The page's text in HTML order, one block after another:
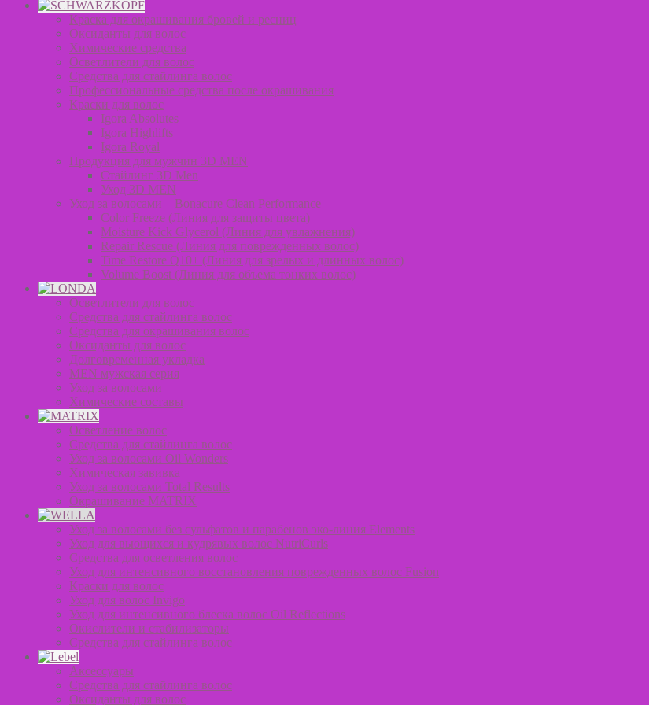
Краска для окрашивания бровей и ресниц
Оксиданты для волос
Химические средства
Осветлители для волос
Средства для стайлинга волос
Профессиональные средства после окрашивания
Краски для волос
Igora Absolutes
Igora Highlifts
Igora Royal
Продукция для мужчин 3D MEN
Стайлинг 3D Men
Уход 3D MEN
Уход за волосами – Bonacure Clean Performance
Color Freeze (Линия для защиты цвета)
Moisture Kick Glycerol (Линия для увлажнения)
Repair Rescue (Линия для поврежденных волос)
Time Restore Q10+ (Линия для зрелых и длинных волос)
Volume Boost (Линия для объема тонких волос)
Осветлители для волос
Средства для стайлинга волос
Средства для окрашивания волос
Оксиданты для волос
Долговременная укладка
MEN мужская серия
Уход за волосами
Химические составы
Осветление волос
Средства для стайлинга волос
Уход за волосами Oil Wonders
Химическая завивка
Уход за волосами Total Results
Окрашивание MATRIX
Уход за волосами без сульфатов и парабенов эко-линия Elements
Уход для вьющихся и кудрявых волос NutriCurls
Средства для осветления волос
Уход для интенсивного восстановления поврежденных волос Fusion
Краски для волос
Уход для волос Invigo
Уход для интенсивного блеска волос Oil Reflections
Окислители и стабилизаторы
Средства для стайлинга волос
Аксессуары
Средства для стайлинга волос
Оксиданты для волос